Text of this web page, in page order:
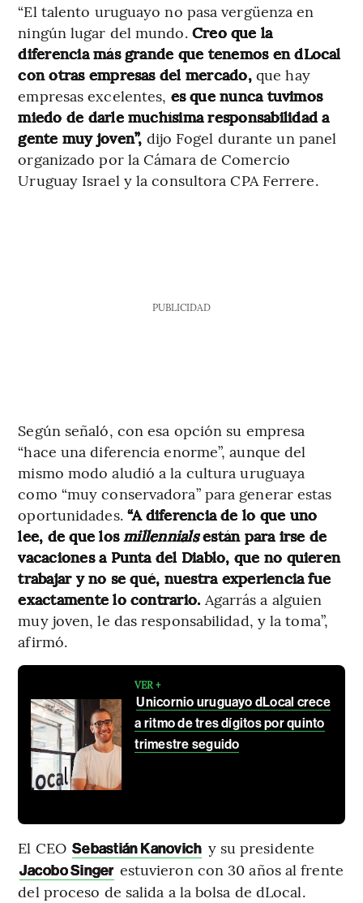
“El talento uruguayo no pasa vergüenza en
ningún lugar del mundo. Creo que la
diferencia más grande que tenemos en dLocal
con otras empresas del mercado,que hay
empresas excelentes, es que nunca tuvimos
miedo de darle muchísima responsabilidad a
gente muy joven”, dijo Fogel durante un panel
organizado por la Cámara de Comercio
Uruguay Israel y la consultora CPA Ferrere.
PUBLICIDAD
Según señaló, con esa opción su empresa
“hace una diferencia enorme”, aunque del
mismo modo aludió a la cultura uruguaya
como “muy conservadora” para generar estas
oportunidades. “A diferencia de lo que uno
lee, de que losmillennialsestán para irse de
vacaciones a Punta del Diablo, que no quieren
trabajar y no se qué, nuestra experiencia fue
exactamente lo contrario. Agarrás a alguien
muy joven, le das responsabilidad, y la toma”,
afirmó.
VER +
Unicornio uruguayo dLocal crece
a ritmo de tres dígitos por quinto
trimestre seguido
El CEO Sebastián Kanovich y su presidente
Jacobo Singer estuvieron con 30 años al frente
del proceso de salida a la bolsa de dLocal.